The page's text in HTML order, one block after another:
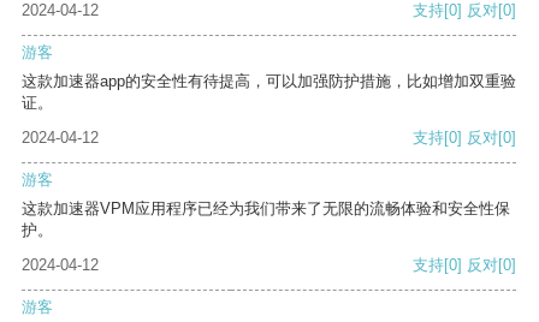
2024-04-12
支持[0] 反对[0]
游客
这款加速器app的安全性有待提高，可以加强防护措施，比如增加双重验
证。
2024-04-12
支持[0] 反对[0]
游客
这款加速器VPM应用程序已经为我们带来了无限的流畅体验和安全性保
护。
2024-04-12
支持[0] 反对[0]
游客